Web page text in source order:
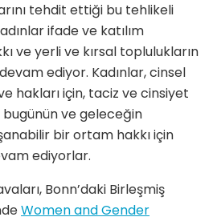
tehdit ettiği bu tehlikeli
ifade ve katılım
ve yerli ve kırsal toplulukların
ediyor. Kadınlar, cinsel
hakları için, taciz ve cinsiyet
bugünün ve geleceğin
bir ortam hakkı için
ediyorlar.
Bonn’daki Birleşmiş
Women and Gender